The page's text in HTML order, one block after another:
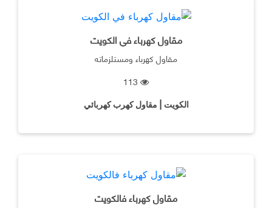
مقاول كهرباء في الكويت
مقاول كهرباء ومستلزماته
الكويت | مقاول كهرب كهربائي
مقاول كهرباء فالكويت